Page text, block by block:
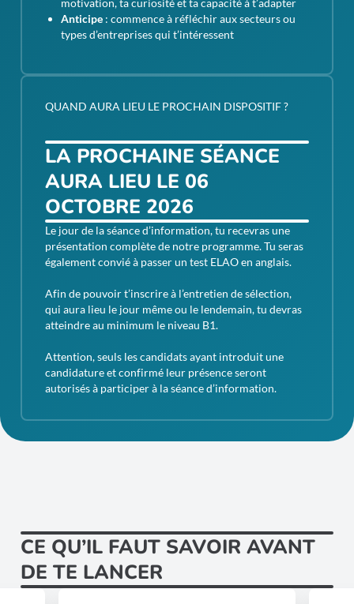
motivation, ta curiosité et ta capacité à t’adapter
Anticipe: commence à réfléchir aux secteurs ou
types d’entreprises qui t’intéressent
QUAND AURA LIEU LE PROCHAIN DISPOSITIF ?
LA PROCHAINE SÉANCE
AURA LIEU LE 06
OCTOBRE 2026
Le jour de la séance d’information, tu recevras une
présentation complète de notre programme. Tu seras
également convié à passer un test ELAO en anglais.
Afin de pouvoir t’inscrire à l’entretien de sélection,
qui aura lieu le jour même ou le lendemain, tu devras
atteindre au minimum le niveau B1.
Attention, seuls les candidats ayant introduit une
candidature et confirmé leur présence seront
autorisés à participer à la séance d’information.
CE QU’IL FAUT SAVOIR AVANT
DE TE LANCER